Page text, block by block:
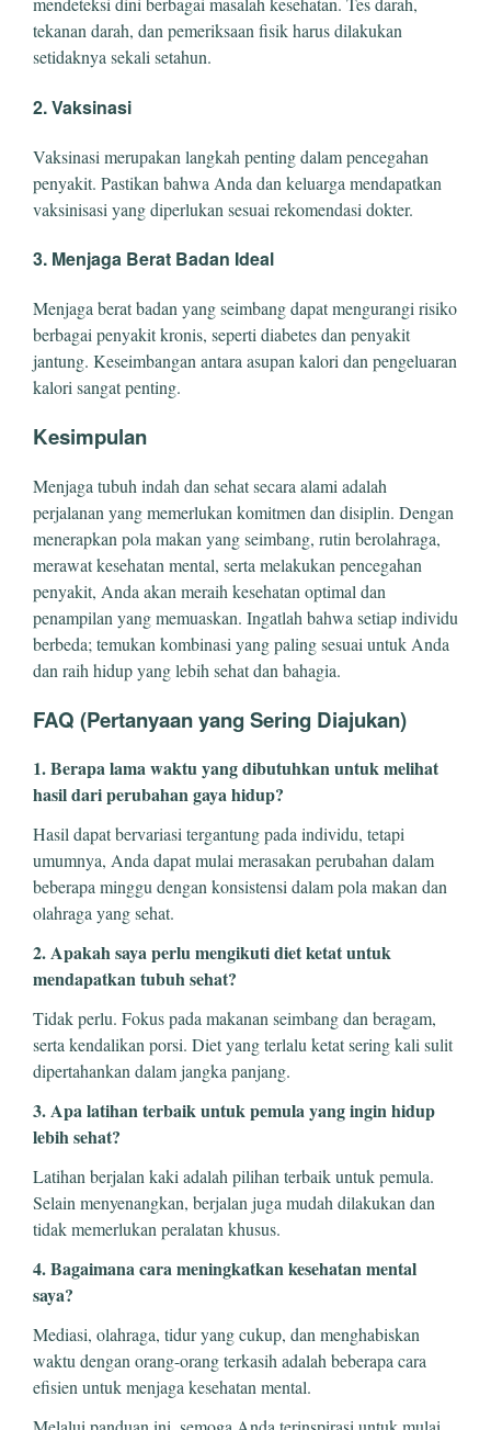
tekanan darah, dan pemeriksaan fisik harus dilakukan
setidaknya sekali setahun.
2. Vaksinasi
Vaksinasi merupakan langkah penting dalam pencegahan
penyakit. Pastikan bahwa Anda dan keluarga mendapatkan
vaksinisasi yang diperlukan sesuai rekomendasi dokter.
3. Menjaga Berat Badan Ideal
Menjaga berat badan yang seimbang dapat mengurangi risiko
berbagai penyakit kronis, seperti diabetes dan penyakit
jantung. Keseimbangan antara asupan kalori dan pengeluaran
kalori sangat penting.
Kesimpulan
Menjaga tubuh indah dan sehat secara alami adalah
perjalanan yang memerlukan komitmen dan disiplin. Dengan
menerapkan pola makan yang seimbang, rutin berolahraga,
merawat kesehatan mental, serta melakukan pencegahan
penyakit, Anda akan meraih kesehatan optimal dan
penampilan yang memuaskan. Ingatlah bahwa setiap individu
berbeda; temukan kombinasi yang paling sesuai untuk Anda
dan raih hidup yang lebih sehat dan bahagia.
FAQ (Pertanyaan yang Sering Diajukan)
1. Berapa lama waktu yang dibutuhkan untuk melihat
hasil dari perubahan gaya hidup?
Hasil dapat bervariasi tergantung pada individu, tetapi
umumnya, Anda dapat mulai merasakan perubahan dalam
beberapa minggu dengan konsistensi dalam pola makan dan
olahraga yang sehat.
2. Apakah saya perlu mengikuti diet ketat untuk
mendapatkan tubuh sehat?
Tidak perlu. Fokus pada makanan seimbang dan beragam,
serta kendalikan porsi. Diet yang terlalu ketat sering kali sulit
dipertahankan dalam jangka panjang.
3. Apa latihan terbaik untuk pemula yang ingin hidup
lebih sehat?
Latihan berjalan kaki adalah pilihan terbaik untuk pemula.
Selain menyenangkan, berjalan juga mudah dilakukan dan
tidak memerlukan peralatan khusus.
4. Bagaimana cara meningkatkan kesehatan mental
saya?
Mediasi, olahraga, tidur yang cukup, dan menghabiskan
waktu dengan orang-orang terkasih adalah beberapa cara
efisien untuk menjaga kesehatan mental.